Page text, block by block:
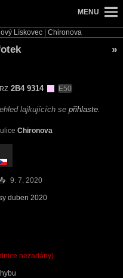
Lískovec Chironova
»
RZ 2B4 9314 E50
lajkujících se přihlaste
Chironova
9. 7. 2020
duben 2020
nezadány)
MENU